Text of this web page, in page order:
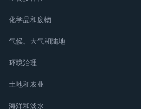
化学品和废物
气候、大气和陆地
环境治理
土地和农业
海洋和淡水